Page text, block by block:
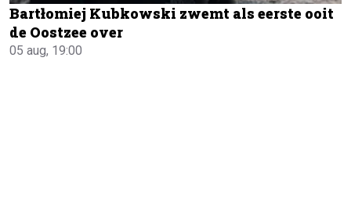
Bartłomiej Kubkowski zwemt als eerste ooit
de Oostzee over
05 aug, 19:00